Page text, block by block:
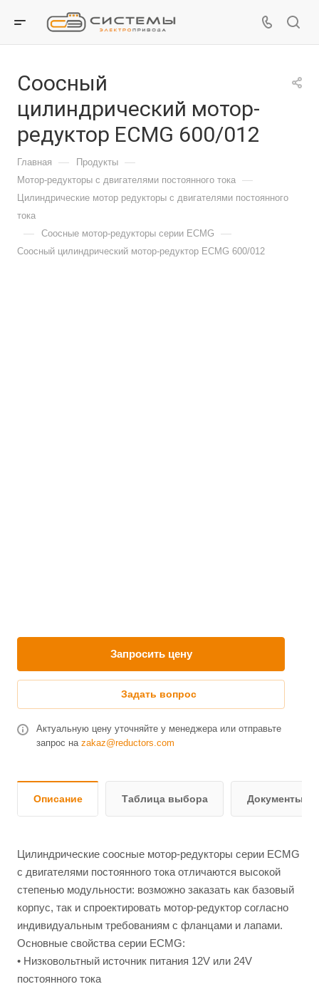
Соосный
цилиндрический мотор-
редуктор ECMG 600/012
Главная — Продукты —
Мотор-редукторы с двигателями постоянного тока —
Цилиндрические мотор редукторы с двигателями постоянного
тока
— Соосные мотор-редукторы серии ECMG —
Соосный цилиндрический мотор-редуктор ECMG 600/012
Запросить цену
Задать вопрос
Актуальную цену уточняйте у менеджера или отправьте
запрос на zakaz@reductors.com
Описание Таблица выбора Документы и
Цилиндрические соосные мотор-редукторы серии ЕCMG
c двигателями постоянного тока отличаются высокой
степенью модульности: возможно заказать как базовый
корпус, так и спроектировать мотор-редуктор согласно
индивидуальным требованиям с фланцами и лапами.
Основные свойства серии ЕСМG:
• Низковольтный источник питания 12V или 24V
постоянного тока